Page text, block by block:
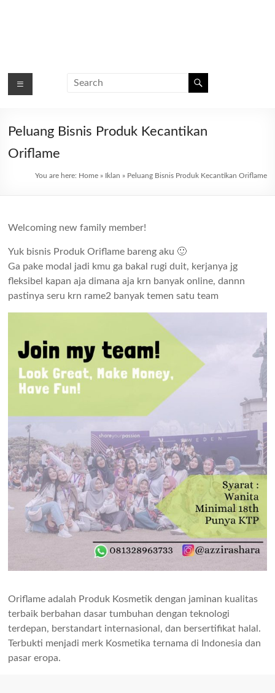
Peluang Bisnis Produk Kecantikan
Oriflame
You are here: Home» Iklan » Peluang Bisnis Produk Kecantikan Oriflame
Welcoming new family member!
Yuk bisnis Produk Oriflame bareng aku 🙂
Ga pake modal jadi kmu ga bakal rugi duit, kerjanya jg
fleksibel kapan aja dimana aja krn banyak online, dannn
pastinya seru krn rame2 banyak temen satu team
Oriflame adalah Produk Kosmetik dengan jaminan kualitas
terbaik berbahan dasar tumbuhan dengan teknologi
terdepan, berstandart internasional, dan bersertifikat halal.
Terbukti menjadi merk Kosmetika ternama di Indonesia dan
pasar eropa.